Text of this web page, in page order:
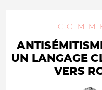
UN LANGAGE
VERS